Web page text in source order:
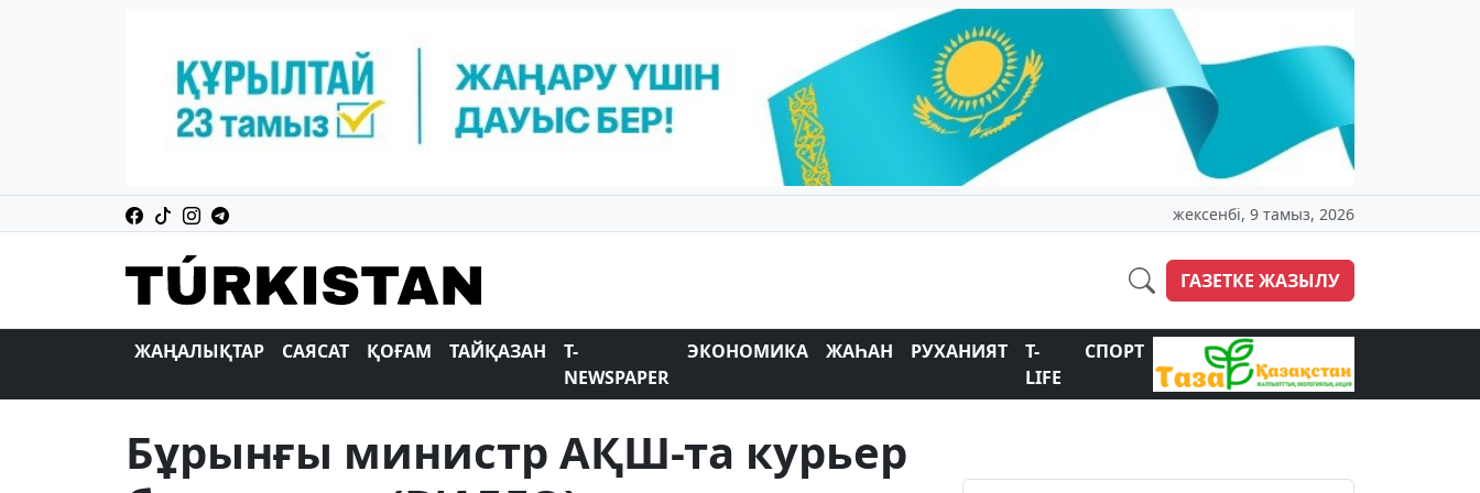
жексенбі, 9 тамыз, 2026
ГАЗЕТКЕ ЖАЗЫЛУ
ЖАҢАЛЫҚТАР САЯСАТ ҚОҒАМ ТАЙҚАЗАН
T-
NEWSPAPER
ЭКОНОМИКА ЖАҺАН РУХАНИЯТ
T-
LIFE
СПОРТ
Бұрынғы министр АҚШ-та курьер